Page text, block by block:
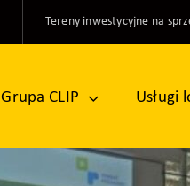
Tereny inwestycyjne na
Grupa CLIP Usługi